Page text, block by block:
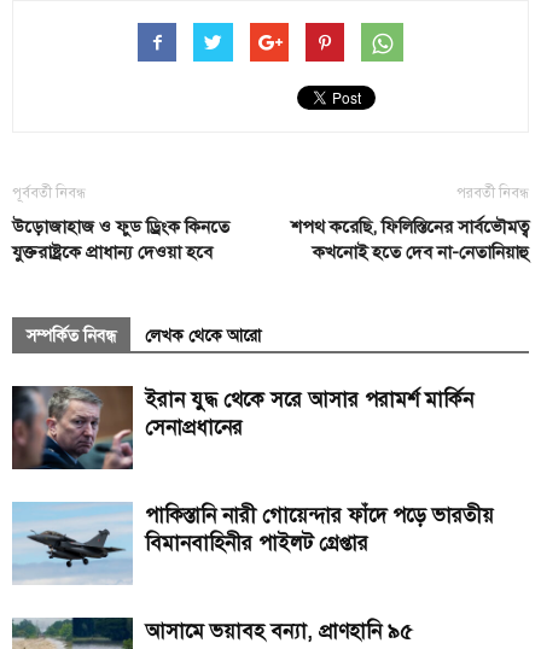
পূর্ববর্তী নিবন্ধ
উড়োজাহাজ ও ফুড ড্রিংক কিনতে
যুক্তরাষ্ট্রকে প্রাধান্য দেওয়া হবে
পরবর্তী নিবন্ধ
শপথ করেছি, ফিলিস্তিনের সার্বভৌমত্ব
কখনোই হতে দেব না-নেতানিয়াহু
সম্পর্কিত নিবন্ধ লেখক থেকে আরো
ইরান যুদ্ধ থেকে সরে আসার পরামর্শ মার্কিন
সেনাপ্রধানের
পাকিস্তানি নারী গোয়েন্দার ফাঁদে পড়ে ভারতীয়
বিমানবাহিনীর পাইলট গ্রেপ্তার
আসামে ভয়াবহ বন্যা, প্রাণহানি ৯৫